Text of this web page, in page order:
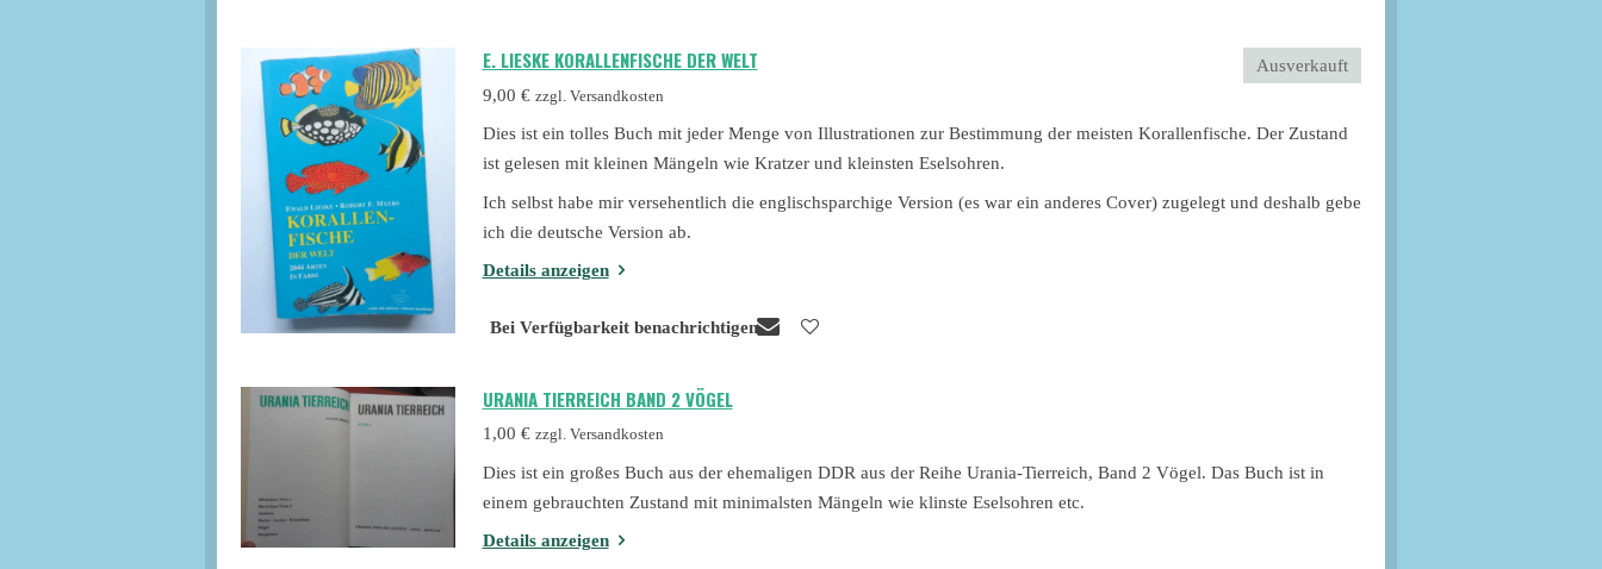
Ausverkauft
E. LIESKE KORALLENFISCHE DER WELT
9,00 € zzgl. Versandkosten
Dies ist ein tolles Buch mit jeder Menge von Illustrationen zur Bestimmung der meisten Korallenfische. Der Zustand
ist gelesen mit kleinen Mängeln wie Kratzer und kleinsten Eselsohren.
Ich selbst habe mir versehentlich die englischsparchige Version (es war ein anderes Cover) zugelegt und deshalb gebe
ich die deutsche Version ab.
Details anzeigen
Bei Verfügbarkeit benachrichtigen
URANIA TIERREICH BAND 2 VÖGEL
1,00 € zzgl. Versandkosten
Dies ist ein großes Buch aus der ehemaligen DDR aus der Reihe Urania-Tierreich, Band 2 Vögel. Das Buch ist in
einem gebrauchten Zustand mit minimalsten Mängeln wie klinste Eselsohren etc.
Details anzeigen